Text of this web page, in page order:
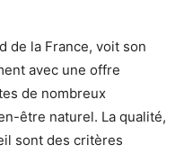
de la France, voit son
avec une offre
de nombreux
être naturel. La qualité,
sont des critères